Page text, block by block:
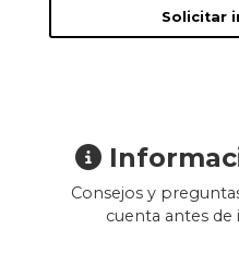
Solicitar
Consejos y
cuenta antes de